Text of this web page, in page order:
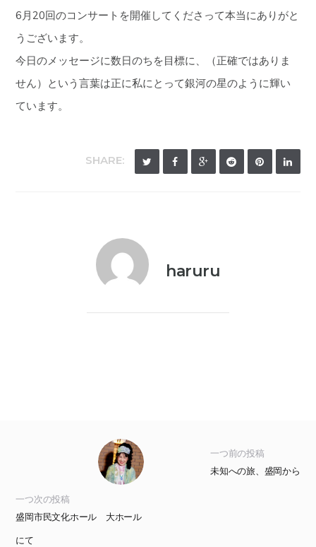
6月20回のコンサートを開催してくださって本当にありがと
うございます。
今日のメッセージに数日のちを目標に、（正確ではありま
せん）という言葉は正に私にとって銀河の星のように輝い
ています。
SHARE:
haruru
一つ前の投稿
未知への旅、盛岡から
一つ次の投稿
盛岡市民文化ホール 大ホール
にて